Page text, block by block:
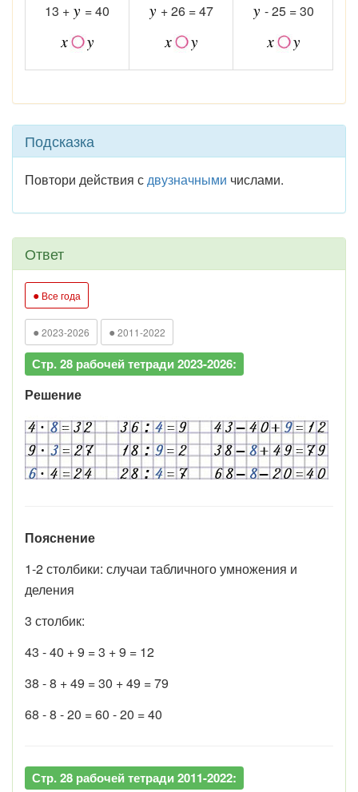
13 +
= 40
+ 26 = 47
- 25 = 30
Подсказка
Повтори действия сдвузначными числами.
Ответ
● Все года
● 2023-2026 ● 2011-2022
Стр. 28 рабочей тетради 2023-2026:
Решение
Пояснение
1-2 столбики: случаи табличного умножения и
деления
3 столбик:
43 - 40 + 9 = 3 + 9 = 12
38 - 8 + 49 = 30 + 49 = 79
68 - 8 - 20 = 60 - 20 = 40
Стр. 28 рабочей тетради 2011-2022: